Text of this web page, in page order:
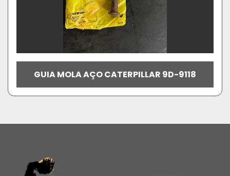
GUIA MOLA AÇO CATERPILLAR 9D-9118